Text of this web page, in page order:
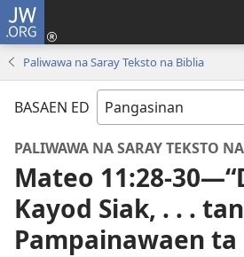
JW.ORG
Paliwawa na Saray Teksto na Biblia
BASAEN ED
PALIWAWA NA SARAY TEKSTO
Mateo 11:28-
Kayod Siak, . . . tan
Pampainawaen ta